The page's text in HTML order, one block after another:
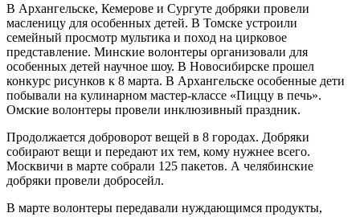
В Архангельске, Кемерове и Сургуте добряки провели
масленицу для особенных детей. В Томске устроили
семейный просмотр мультика и поход на цирковое
представление. Минские волонтеры организовали для
особенных детей научное шоу. В Новосибирске прошел
конкурс рисунков к 8 марта. В Архангельске особенные дети
побывали на кулинарном мастер-классе «Пиццу в печь».
Омские волонтеры провели инклюзивный праздник.
Продолжается доброворот вещей в 8 городах. Добряки
собирают вещи и передают их тем, кому нужнее всего.
Москвичи в марте собрали 125 пакетов. А челябинские
добряки провели добросейл.
В марте волонтеры передавали нуждающимся продукты,